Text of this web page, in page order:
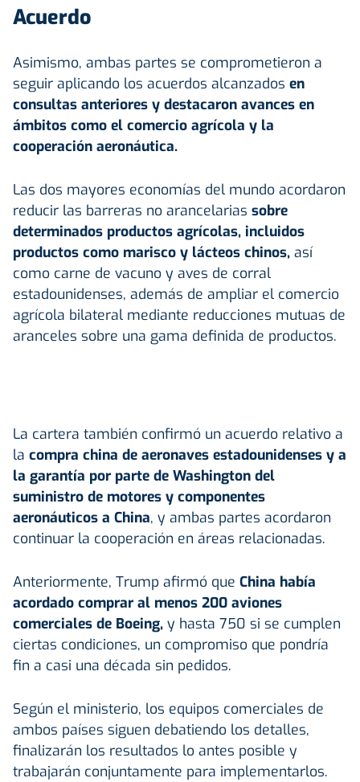
Acuerdo
Asimismo, ambas partes se comprometieron a
seguir aplicando los acuerdos alcanzados en
consultas anteriores y destacaron avances en
ámbitos como el comercio agrícola y la
cooperación aeronáutica.
Las dos mayores economías del mundo acordaron
reducir las barreras no arancelarias sobre
determinados productos agrícolas, incluidos
productos como marisco y lácteos chinos, así
como carne de vacuno y aves de corral
estadounidenses, además de ampliar el comercio
agrícola bilateral mediante reducciones mutuas de
aranceles sobre una gama definida de productos.
La cartera también confirmó un acuerdo relativo a
la compra china de aeronaves estadounidenses y a
la garantía por parte de Washington del
suministro de motores y componentes
aeronáuticos a China, y ambas partes acordaron
continuar la cooperación en áreas relacionadas.
Anteriormente, Trump afirmó que China había
acordado comprar al menos 200 aviones
comerciales de Boeing, y hasta 750 si se cumplen
ciertas condiciones, un compromiso que pondría
fin a casi una década sin pedidos.
Según el ministerio, los equipos comerciales de
ambos países siguen debatiendo los detalles,
finalizarán los resultados lo antes posible y
trabajarán conjuntamente para implementarlos.